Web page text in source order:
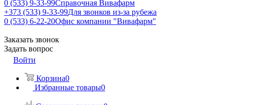
0 (533) 9-33-99Справочная Вивафарм
+373 (533) 9-33-99Для звонков из-за рубежа
0 (533) 6-22-20Офис компании "Вивафарм"
Заказать звонок
Задать вопрос
Войти
Корзина0
Избранные товары0